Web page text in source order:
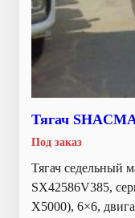
Тягач
Под заказ
Тягач седельный
SX42586V385,
X5000), 6×6,